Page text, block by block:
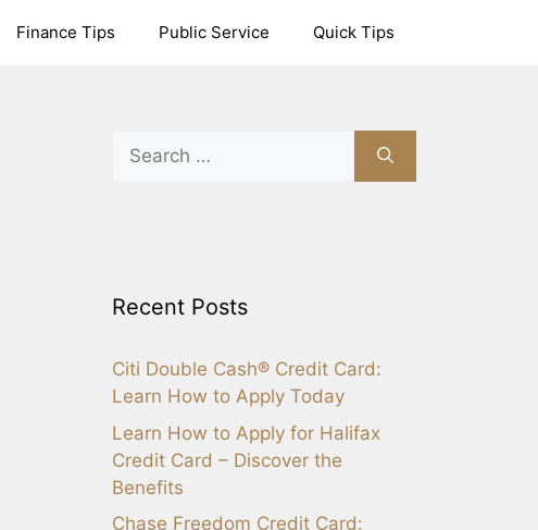
Finance Tips Public Service Quick Tips
Search
for:
Recent Posts
Citi Double Cash® Credit Card:
Learn How to Apply Today
Learn How to Apply for Halifax
Credit Card – Discover the
Benefits
Chase Freedom Credit Card: